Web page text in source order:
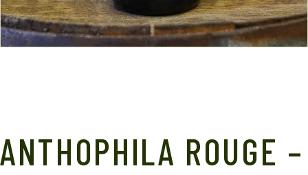
ANTHOPHILA ROUGE –